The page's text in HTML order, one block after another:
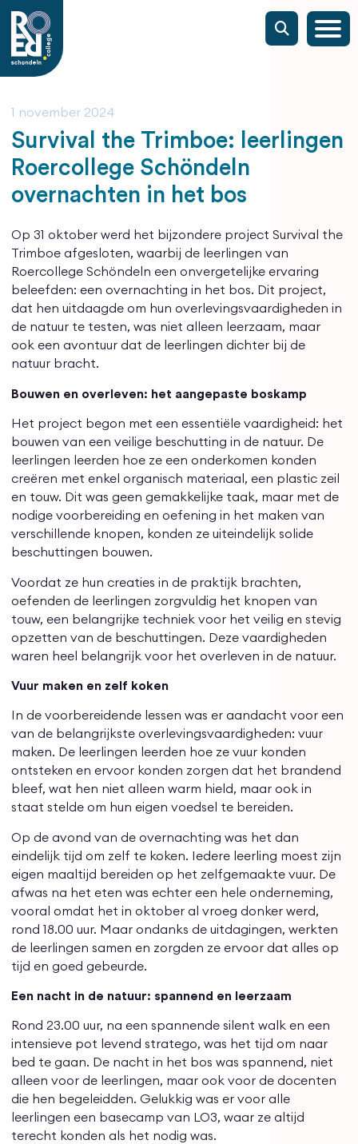
1 november 2024
Survival the Trimboe: leerlingen
Roercollege Schöndeln
overnachten in het bos
Op 31 oktober werd het bijzondere project Survival the
Trimboe afgesloten, waarbij de leerlingen van
Roercollege Schöndeln een onvergetelijke ervaring
beleefden: een overnachting in het bos. Dit project,
dat hen uitdaagde om hun overlevingsvaardigheden in
de natuur te testen, was niet alleen leerzaam, maar
ook een avontuur dat de leerlingen dichter bij de
natuur bracht.
Bouwen en overleven: het aangepaste boskamp
Het project begon met een essentiële vaardigheid: het
bouwen van een veilige beschutting in de natuur. De
leerlingen leerden hoe ze een onderkomen konden
creëren met enkel organisch materiaal, een plastic zeil
en touw. Dit was geen gemakkelijke taak, maar met de
nodige voorbereiding en oefening in het maken van
verschillende knopen, konden ze uiteindelijk solide
beschuttingen bouwen.
Voordat ze hun creaties in de praktijk brachten,
oefenden de leerlingen zorgvuldig het knopen van
touw, een belangrijke techniek voor het veilig en stevig
opzetten van de beschuttingen. Deze vaardigheden
waren heel belangrijk voor het overleven in de natuur.
Vuur maken en zelf koken
In de voorbereidende lessen was er aandacht voor een
van de belangrijkste overlevingsvaardigheden: vuur
maken. De leerlingen leerden hoe ze vuur konden
ontsteken en ervoor konden zorgen dat het brandend
bleef, wat hen niet alleen warm hield, maar ook in
staat stelde om hun eigen voedsel te bereiden.
Op de avond van de overnachting was het dan
eindelijk tijd om zelf te koken. Iedere leerling moest zijn
eigen maaltijd bereiden op het zelfgemaakte vuur. De
afwas na het eten was echter een hele onderneming,
vooral omdat het in oktober al vroeg donker werd,
rond 18.00 uur. Maar ondanks de uitdagingen, werkten
de leerlingen samen en zorgden ze ervoor dat alles op
tijd en goed gebeurde.
Een nacht in de natuur: spannend en leerzaam
Rond 23.00 uur, na een spannende silent walk en een
intensieve pot levend stratego, was het tijd om naar
bed te gaan. De nacht in het bos was spannend, niet
alleen voor de leerlingen, maar ook voor de docenten
die hen begeleidden. Gelukkig was er voor alle
leerlingen een basecamp van LO3, waar ze altijd
terecht konden als het nodig was.